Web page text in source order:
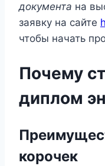
документа на
заявку на сайте
чтобы начать
Почему
диплом
корочек